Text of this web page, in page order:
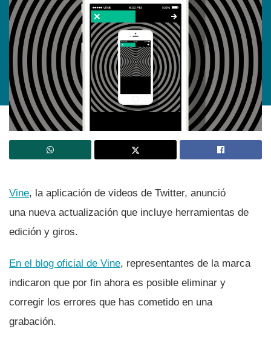
Vine, la aplicación de videos de Twitter, anunció
una nueva actualización que incluye herramientas de
edición y giros.
En el blog oficial de Vine, representantes de la marca
indicaron que por fin ahora es posible eliminar y
corregir los errores que has cometido en una
grabación.